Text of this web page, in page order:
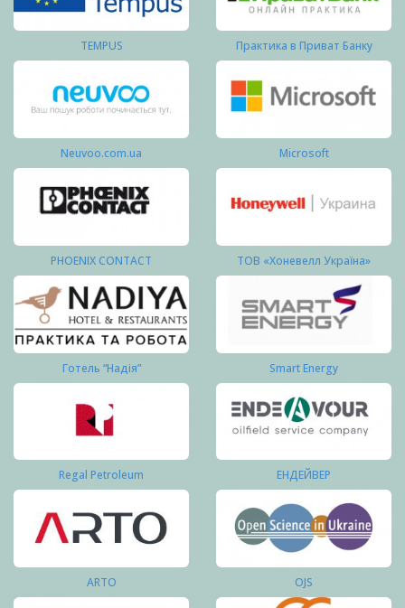
TEMPUS Практика в Приват Банку
Neuvoo.com.ua Microsoft
PHOENIX CONTACT ТОВ «Хоневелл Україна»
Готель “Надія” Smart Energy
Regal Petroleum ЕНДЕЙВЕР
ARTO OJS